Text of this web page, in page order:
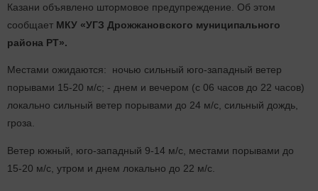
Казани объявлено штормовое предупреждение. Об этом
сообщает МКУ «УГЗ Дрожжановского муниципального
района РТ».
Местами ожидаются: ночью сильный юго-западный ветер
порывами 15-20 м/с; - днем и вечером (с 06 часов до 22 часов)
локально сильный ветер порывами до 24 м/с, сильный дождь,
гроза.
Ветер южный, юго-западный 9-14 м/с, местами порывами до
15-20 м/с, утром и днем локально до 22 м/с.